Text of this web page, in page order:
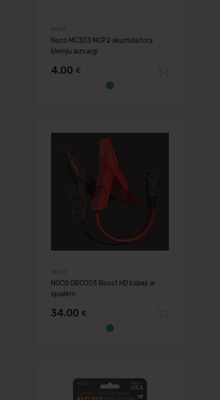
Noco MC303 NCP2 akumulatora
klemju aizsargi
4.00 €
NOCO GBC003 Boost HD kabeļi ar
spailēm
34.00 €